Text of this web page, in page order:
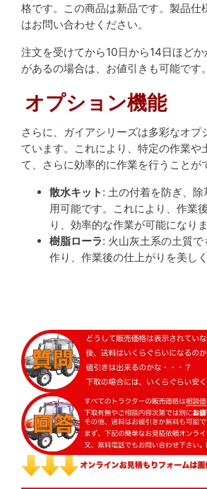
格です。この商品は新品です。製品仕
はお問い合わせください。
注文を受けてから10日から14日ほどか
があるの場合は、お値引きも可能です。
オプション機能
さらに、ガイアシリーズは多彩なオプ
ています。これにより、特定の作業や
て、さらに効率的に作業を行うことが
散水キット : 土の付着を防ぎ、
用可能です。これにより、作業
り、効率的な作業が可能になりま
樹脂ローラ: 火山灰土系の土質
作り、作業後の仕上がりを美し